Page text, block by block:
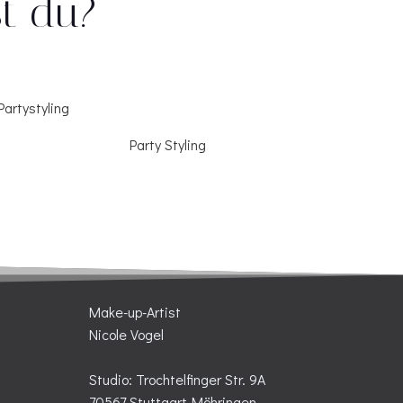
du?
Party Styling
Make-up-Artist
Nicole Vogel
Studio: Trochtelfinger Str. 9A